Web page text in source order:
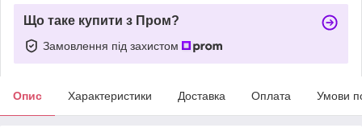
Що таке купити з Пром?
Замовлення під захистом
Опис Характеристики Доставка Оплата Умови